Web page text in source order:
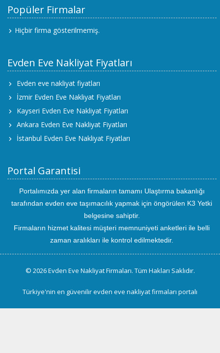
Popüler Firmalar
Hiçbir firma gösterilmemiş.
Evden Eve Nakliyat Fiyatları
Evden eve nakliyat fiyatları
İzmir Evden Eve Nakliyat Fiyatları
Kayseri Evden Eve Nakliyat Fiyatları
Ankara Evden Eve Nakliyat Fiyatları
İstanbul Evden Eve Nakliyat Fiyatları
Portal Garantisi
Portalımızda yer alan firmaların tamamı Ulaştırma bakanlığı
tarafından evden eve taşımacılık yapmak için öngörülen K3 Yetki
belgesine sahiptir.
Firmaların hizmet kalitesi müşteri memnuniyeti anketleri ile belli
zaman aralıkları ile kontrol edilmektedir.
© 2026 Evden Eve Nakliyat Firmaları. Tüm Hakları Saklıdır.
Türkiye'nin en güvenilir evden eve nakliyat firmaları portalı